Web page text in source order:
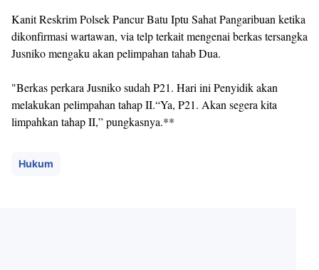
Kanit Reskrim Polsek Pancur Batu Iptu Sahat Pangaribuan ketika
dikonfirmasi wartawan, via telp terkait mengenai berkas tersangka
Jusniko mengaku akan pelimpahan tahab Dua.
"Berkas perkara Jusniko sudah P21. Hari ini Penyidik akan
melakukan pelimpahan tahap II.“Ya, P21. Akan segera kita
limpahkan tahap II,” pungkasnya.**
Hukum